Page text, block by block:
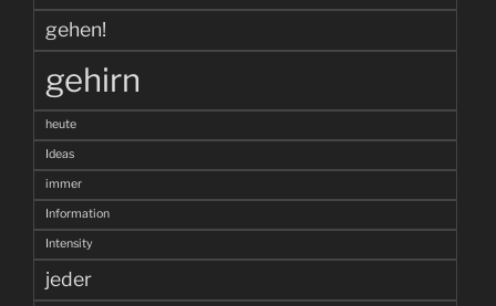
gehen!
gehirn
heute
Ideas
immer
Information
Intensity
jeder